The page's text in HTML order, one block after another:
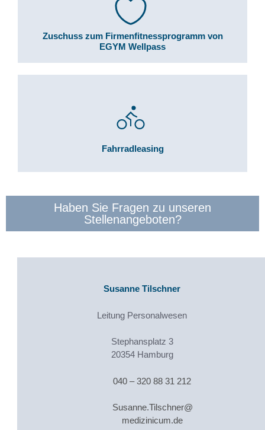
Zuschuss zum Firmenfitnessprogramm von
EGYM Wellpass
Fahrradleasing
Haben Sie Fragen zu unseren
Stellenangeboten?
Susanne Tilschner
Leitung Personalwesen
Stephansplatz 3
20354 Hamburg
040 – 320 88 31 212
Susanne.Tilschner@
medizinicum.de